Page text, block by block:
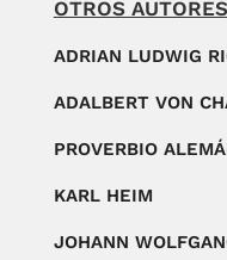
OTROS
ADRIAN LUDWIG
ADALBERT VON
PROVERBIO
KARL HEIM
JOHANN